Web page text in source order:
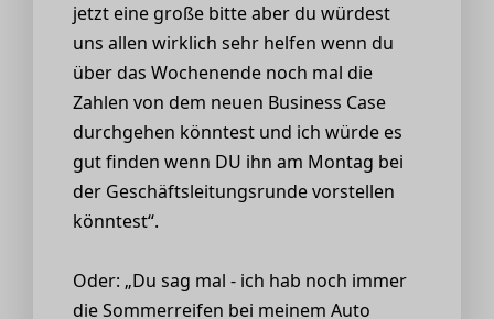
jetzt eine große bitte aber du würdest
uns allen wirklich sehr helfen wenn du
über das Wochenende noch mal die
Zahlen von dem neuen Business Case
durchgehen könntest und ich würde es
gut finden wenn DU ihn am Montag bei
der Geschäftsleitungsrunde vorstellen
könntest“.
Oder: „Du sag mal - ich hab noch immer
die Sommerreifen bei meinem Auto